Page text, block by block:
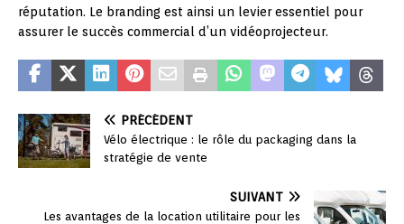
réputation. Le branding est ainsi un levier essentiel pour
assurer le succès commercial d’un vidéoprojecteur.
PRÉCÉDENT
Vélo électrique : le rôle du packaging dans la
stratégie de vente
SUIVANT
Les avantages de la location utilitaire pour les